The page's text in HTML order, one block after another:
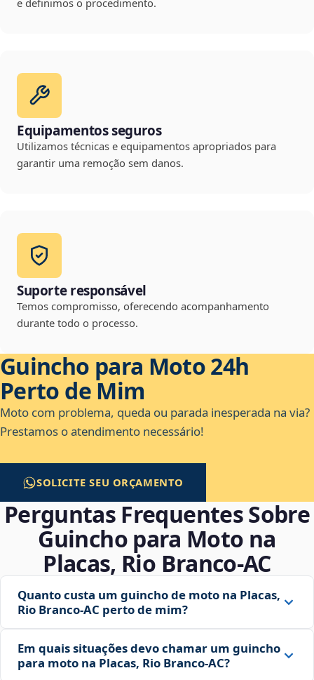
e definimos o procedimento.
Equipamentos seguros
Utilizamos técnicas e equipamentos apropriados para
garantir uma remoção sem danos.
Suporte responsável
Temos compromisso, oferecendo acompanhamento
durante todo o processo.
Guincho para Moto 24h
Perto de Mim
Moto com problema, queda ou parada inesperada na via?
Prestamos o atendimento necessário!
SOLICITE SEU ORÇAMENTO
Perguntas Frequentes Sobre
Guincho para Moto na
Placas, Rio Branco‑AC
Quanto custa um guincho de moto na Placas,
Rio Branco‑AC perto de mim?
Em quais situações devo chamar um guincho
para moto na Placas, Rio Branco‑AC?